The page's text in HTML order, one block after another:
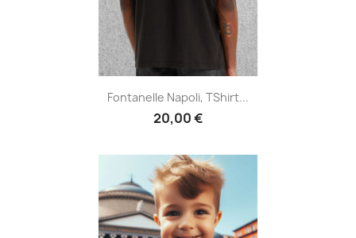
Fontanelle Napoli, TShirt...
20,00 €